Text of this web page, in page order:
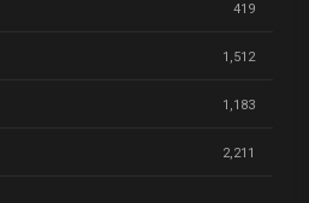
419
1,512
1,183
2,211